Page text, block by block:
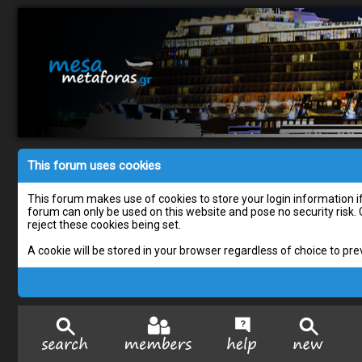
This forum uses cookies
This forum makes use of cookies to store your login information
forum can only be used on this website and pose no security
reject these cookies being set.
A cookie will be stored in your browser regardless of choice to